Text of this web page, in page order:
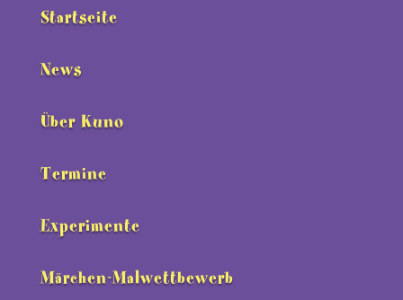
Startseite
News
Über Kuno
Termine
Experimente
Märchen-Malwettbewerb